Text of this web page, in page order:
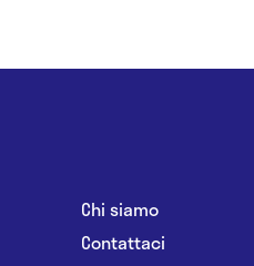
Chi siamo
Contattaci